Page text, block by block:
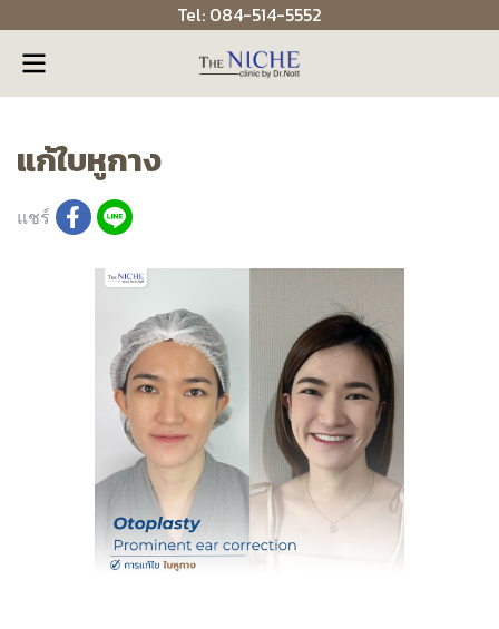
Tel: 084-514-5552
แก้ใบหูกาง
แชร์